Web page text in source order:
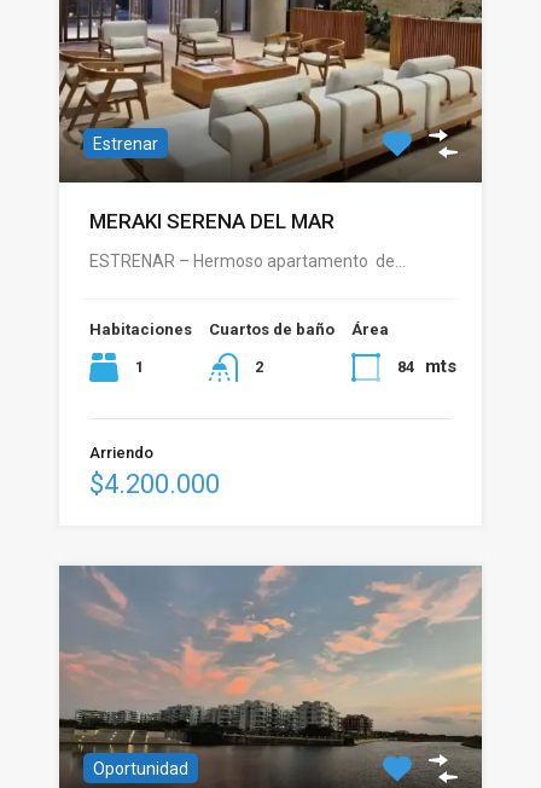
Estrenar
MERAKI SERENA DEL MAR
ESTRENAR – Hermoso apartamento de…
Habitaciones
1
Cuartos de baño
2
Área
84 mts
Arriendo
$4.200.000
Oportunidad